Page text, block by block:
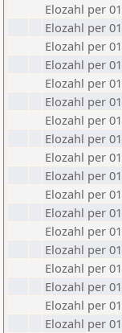
Elozahl per
Elozahl per
Elozahl per
Elozahl per
Elozahl per
Elozahl per
Elozahl per
Elozahl per
Elozahl per
Elozahl per
Elozahl per
Elozahl per
Elozahl per
Elozahl per
Elozahl per
Elozahl per
Elozahl per
Elozahl per